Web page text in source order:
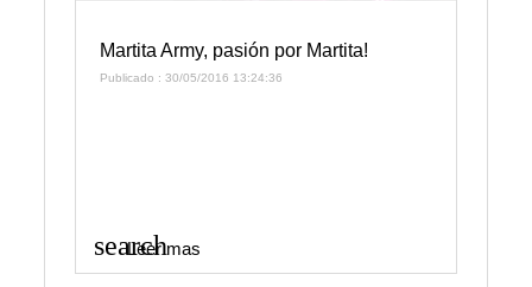
Martita Army, pasión por Martita!
Publicado : 30/05/2016 13:24:36
search
Leer mas